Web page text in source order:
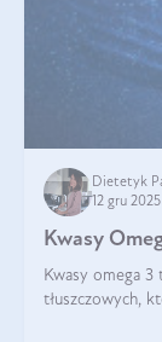
Dietetyk
12 gru 2025
Kwasy
Kwasy omega
tłuszczowych,